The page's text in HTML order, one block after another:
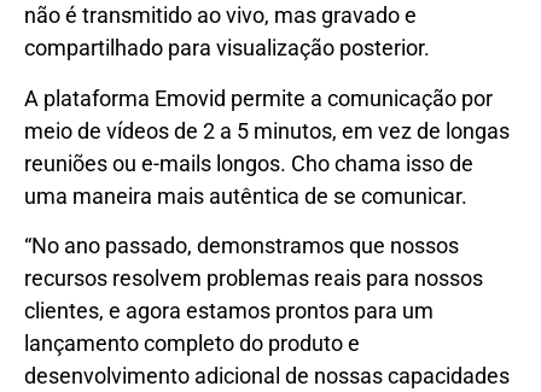
não é transmitido ao vivo, mas gravado e
compartilhado para visualização posterior.
A plataforma Emovid permite a comunicação por
meio de vídeos de 2 a 5 minutos, em vez de longas
reuniões ou e-mails longos. Cho chama isso de
uma maneira mais autêntica de se comunicar.
“No ano passado, demonstramos que nossos
recursos resolvem problemas reais para nossos
clientes, e agora estamos prontos para um
lançamento completo do produto e
desenvolvimento adicional de nossas capacidades